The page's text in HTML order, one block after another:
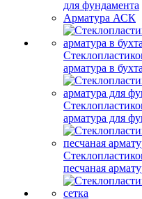
для фундамента
Арматура АСК
арматура в
арматура для
песчаная